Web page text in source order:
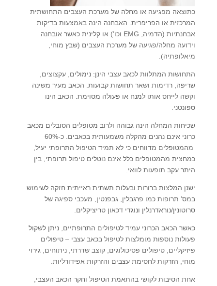
כתוצאה מפגיעה או מחלה של מערכת העצבים התחושתית
המרכזית או הפריפרית. האבחנה הינה באמצעות בדיקות
אבחנתיות (הדמיה, EMG וכו’) או קלינית כאשר אובחנה
וידועה מחלה/פגיעה של מערכת העצבים (שבץ מוחי,
מיאלופתיה).
התחושות המתלוות לכאב עצבי הינן: נימולים, עקצוצים,
שריפה, רדימות ושאר תחושות קבועות. הכאב מעיר משינה
וקשה לייחס אותו למנח או פעולה מסוימת. הכאב הינו
ספונטני.
שכיחות המחלה הינה גבוהה ולרוב מטופלים הסובלים מכאב
כרוני אינם נהנים מהקלה משמעותית בכאבים. כ-60%
מהמטופלים מדווחים כי לא תמיד הטיפול התרופתי יעיל,
כמחצית מהמטופלים כלל אינם נוטלים טיפול תרופתי, בין
היתר עקב תופעות לוואי.
ישנן המלצות ברורות ובעלות תשתית ראייתית חזקה לשימוש
במס’ תרופות כמו פרגבלין, גבפנטין, מעכבי ספיגה של
סרוטונין/נוראדרנלין ונוגדי דכאון טריציקלים.
כאשר הכאב הכרוני עמיד לטיפולים התרופתיים, ניתן לשקול
פעולות נוספות מומלצות לטיפול בכאב עצבי – טיפולים
פיזיקליים, טיפולים פסיכולוגים, קוצב שדרתי, ניתוחים, גירוי
מוחי, הזרקות לחסימת עצבים והזרקות אפידורליות.
אחת הסיבות לקושי בהתאמת הטיפול וחקר הכאב העצבי,